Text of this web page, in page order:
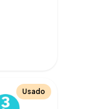
Usado